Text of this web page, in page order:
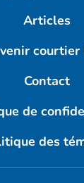
Articles
courtier
Contact
de
des